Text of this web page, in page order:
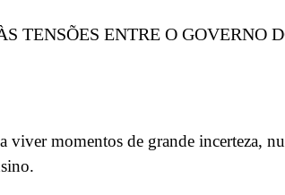
TENSÕES ENTRE O GOVERNO
viver momentos de grande incerteza,